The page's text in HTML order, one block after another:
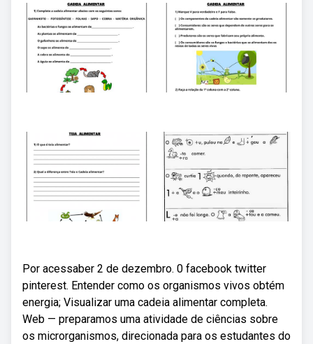
Por acessaber 2 de dezembro. 0 facebook twitter
pinterest. Entender como os organismos vivos obtém
energia; Visualizar uma cadeia alimentar completa.
Web — preparamos uma atividade de ciências sobre
os microrganismos, direcionada para os estudantes do